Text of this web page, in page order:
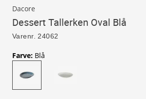
Dacore
Dessert Tallerken Oval Blå
Varenr. 24062
Farve: Blå